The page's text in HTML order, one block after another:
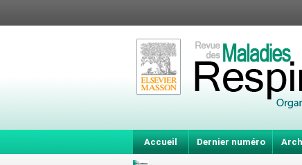
Accueil Dernier numéro